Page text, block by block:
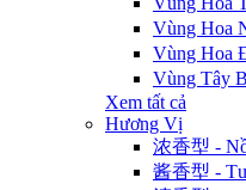
Vùng Hoa
Vùng Hoa
Vùng Tây
Xem tất cả
Hương Vị
浓香型 -
酱香型 -